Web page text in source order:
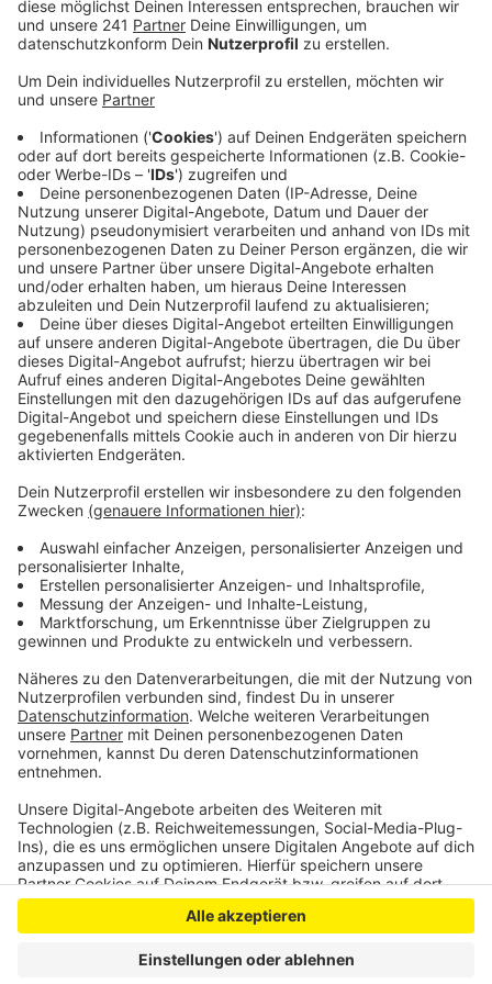
Anzeige
Obdachlosigkeit, sagte Bürgermeister Pfennings.
Aber noch Härtefälle, die dringend auf der Suche
nach einer neuen Unterkunft seien.
Anzeige
Aktuell gebe es drei Härtefälle, die zeitnah eine neue
Bleibe bräuchten, so Pfennings. Die jetzige Unterkunft
sei zu teuer oder stehe anderweitig nicht mehr zur
Verfügung. Dazu kämen elf Fälle, die auch noch auf der
Suche seien. Bisher sind laut Pfennings 213
Wohnungen der Stadt Schleiden gemeldet worden, sie
alle seien auch an Flutbetroffene vermittelt worden.
Bei einer Fragebogenaktion vor einigen Wochen hatten
67 Menschen geantwortet, ihre Wohnsituation sei bis
zum Frühjahr nicht gesichert oder ungewiss.
Wohnungsangebote entgegen, um sie an
Flutbetroffene zu vermitteln.
Anzeige